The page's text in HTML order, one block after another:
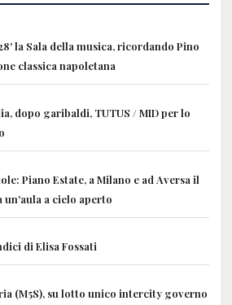
la Sala della musica, ricordando Pino
classica napoletana
dopo garibaldi, TUTUS / MID per lo
Piano Estate, a Milano e ad Aversa il
a cielo aperto
di Elisa Fossati
(M5S), su lotto unico intercity governo